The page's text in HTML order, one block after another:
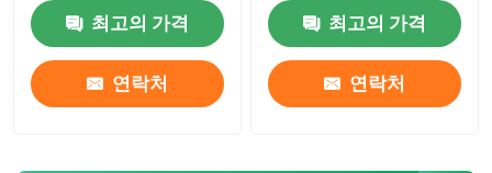
최고의 가격
연락처
최고의 가격
연락처